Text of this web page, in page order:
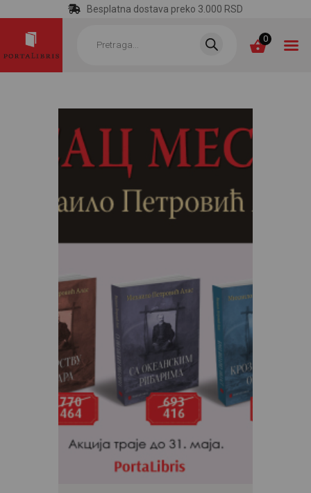
Besplatna dostava preko 3.000 RSD
search 0
KATEGORIJE
NAJPRODAVANIJE
NOVE KNJIGE
ZABORAVA
AKTUELNOSTI
CENOVNIK
PISMO